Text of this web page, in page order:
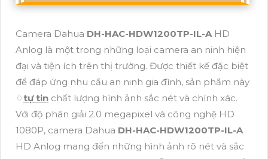
Camera Dahua DH-HAC-HDW1200TP-IL-AHD
Anlog là một trong những loại camera an ninh hiện
đại và tiện ích trên thị trường. Được thiết kế đặc biệt
để đáp ứng nhu cầu an ninh gia đình, sản phẩm này
♢tự tin chất lượng hình ảnh sắc nét và chính xác.
Với độ phân giải 2.0 megapixel và công nghệ HD
1080P, camera Dahua DH-HAC-HDW1200TP-IL-A
HD Anlog mang đến những hình ảnh rõ nét và sắc